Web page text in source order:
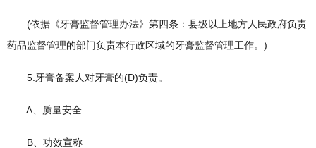
(依据《牙膏监督管理办法》第四条：县级以上地方人民政府负责
药品监督管理的部门负责本行政区域的牙膏监督管理工作。)
5.牙膏备案人对牙膏的(D)负责。
A、质量安全
B、功效宣称